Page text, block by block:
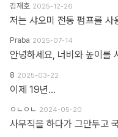
김재호 2025-12-26
Praba 2025-07-14
8 2025-03-22
이제 19년...
ㅇㄴㅇㄴ 2024-05-20